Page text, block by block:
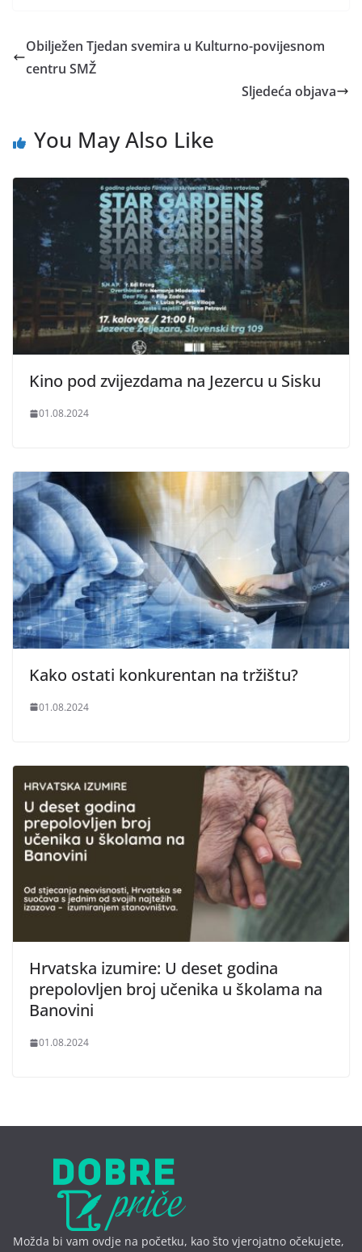
Obilježen Tjedan svemira u Kulturno-povijesnom
centru SMŽ
Sljedeća objava
You May Also Like
Kino pod zvijezdama na Jezercu u Sisku
01.08.2024
Kako ostati konkurentan na tržištu?
01.08.2024
Hrvatska izumire: U deset godina
prepolovljen broj učenika u školama na
Banovini
01.08.2024
Možda bi vam ovdje na početku, kao što vjerojatno očekujete,